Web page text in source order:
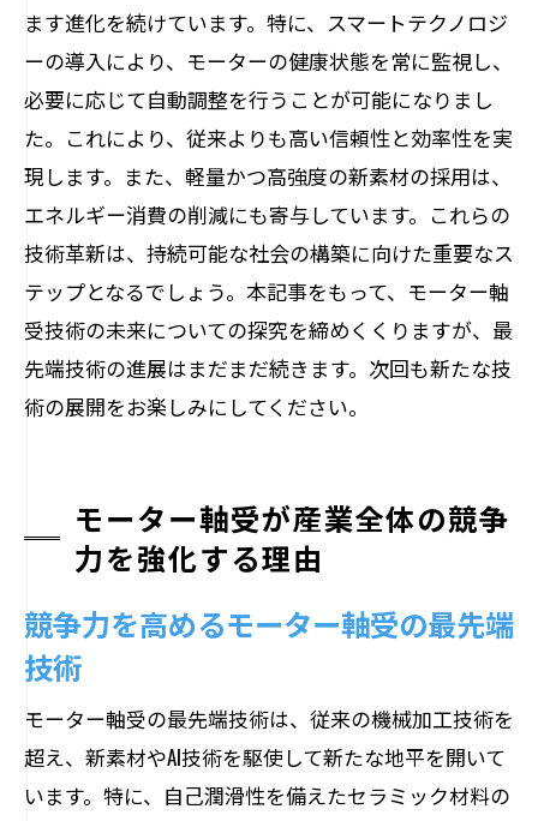
ます進化を続けています。特に、スマートテクノロジ
ーの導入により、モーターの健康状態を常に監視し、
必要に応じて自動調整を行うことが可能になりまし
た。これにより、従来よりも高い信頼性と効率性を実
現します。また、軽量かつ高強度の新素材の採用は、
エネルギー消費の削減にも寄与しています。これらの
技術革新は、持続可能な社会の構築に向けた重要なス
テップとなるでしょう。本記事をもって、モーター軸
受技術の未来についての探究を締めくくりますが、最
先端技術の進展はまだまだ続きます。次回も新たな技
術の展開をお楽しみにしてください。
モーター軸受が産業全体の競争
力を強化する理由
競争力を高めるモーター軸受の最先端
技術
モーター軸受の最先端技術は、従来の機械加工技術を
超え、新素材やAI技術を駆使して新たな地平を開いて
います。特に、自己潤滑性を備えたセラミック材料の